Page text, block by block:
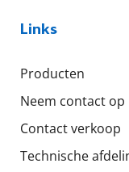
Links
Producten
Neem contact op
Contact verkoop
Technische